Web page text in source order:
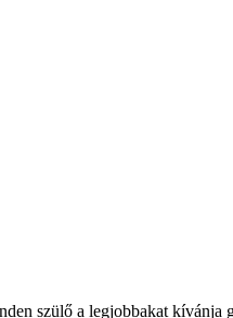
szülő a legjobbakat kívánja